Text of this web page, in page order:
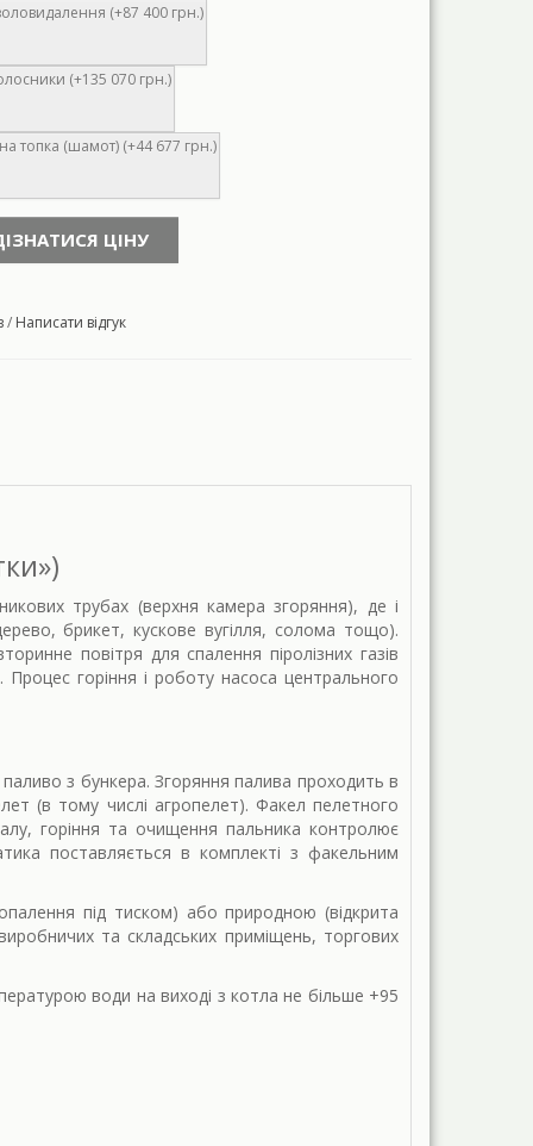
(+87 400 грн.)
(+135 070 грн.)
топка (шамот) (+44 677 грн.)
ЦІНУ
/ Написати відгук
трубах (верхня камера згоряння), де і
брикет, кускове вугілля, солома тощо).
повітря для спалення піролізних газів
горіння і роботу насоса центрального
з бункера. Згоряння палива проходить в
(в тому числі агропелет). Факел пелетного
горіння та очищення пальника контролює
поставляється в комплекті з факельним
під тиском) або природною (відкрита
та складських приміщень, торгових
води на виході з котла не більше +95